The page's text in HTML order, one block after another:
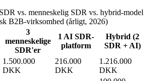
vs. menneskelig SDR vs. hybrid-model
B2B-virksomhed (årligt, 2026)
3
menneskelige
SDR'er
1 AI SDR-
platform
Hybrid (2
SDR + AI)
1.500.000
DKK
216.000
DKK
1.216.000
DKK